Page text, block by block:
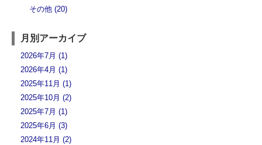
その他 (20)
月別アーカイブ
2026年7月 (1)
2026年4月 (1)
2025年11月 (1)
2025年10月 (2)
2025年7月 (1)
2025年6月 (3)
2024年11月 (2)